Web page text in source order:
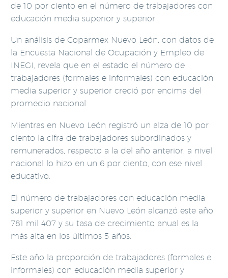
de 10 por ciento en el número de trabajadores con
educación media superior y superior.
Un análisis de Coparmex Nuevo León, con datos de
la Encuesta Nacional de Ocupación y Empleo de
INEGI, revela que en el estado el número de
trabajadores (formales e informales) con educación
media superior y superior creció por encima del
promedio nacional.
Mientras en Nuevo León registró un alza de 10 por
ciento la cifra de trabajadores subordinados y
remunerados, respecto a la del año anterior, a nivel
nacional lo hizo en un 6 por ciento, con ese nivel
educativo.
El número de trabajadores con educación media
superior y superior en Nuevo León alcanzó este año
781 mil 407 y su tasa de crecimiento anual es la
más alta en los últimos 5 años.
Este año la proporción de trabajadores (formales e
informales) con educación media superior y